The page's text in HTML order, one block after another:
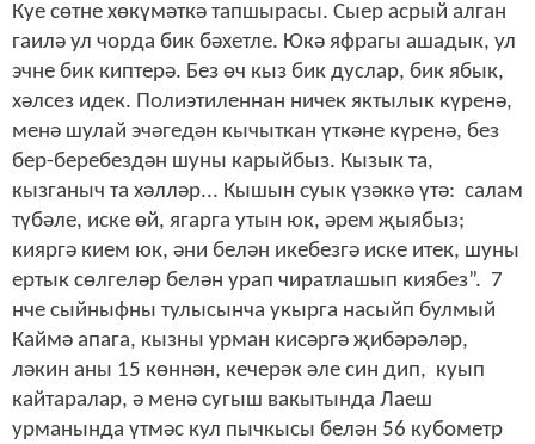
Куе сөтне хөкүмәткә тапшырасы. Сыер асрый алган
гаилә ул чорда бик бәхетле. Юкә яфрагы ашадык, ул
эчне бик киптерә. Без өч кыз бик дуслар, бик ябык,
хәлсез идек. Полиэтиленнан ничек яктылык күренә,
менә шулай эчәгедән кычыткан үткәне күренә, без
бер-беребездән шуны карыйбыз. Кызык та,
кызганыч та хәлләр... Кышын суык үзәккә үтә: салам
түбәле, иске өй, ягарга утын юк, әрем җыябыз;
кияргә кием юк, әни белән икебезгә иске итек, шуны
ертык сөлгеләр белән урап чиратлашып киябез”. 7
нче сыйныфны тулысынча укырга насыйп булмый
Каймә апага, кызны урман кисәргә җибәрәләр,
ләкин аны 15 көннән, кечерәк әле син дип, куып
кайтаралар, ә менә сугыш вакытында Лаеш
урманында үтмәс кул пычкысы белән 56 кубометр